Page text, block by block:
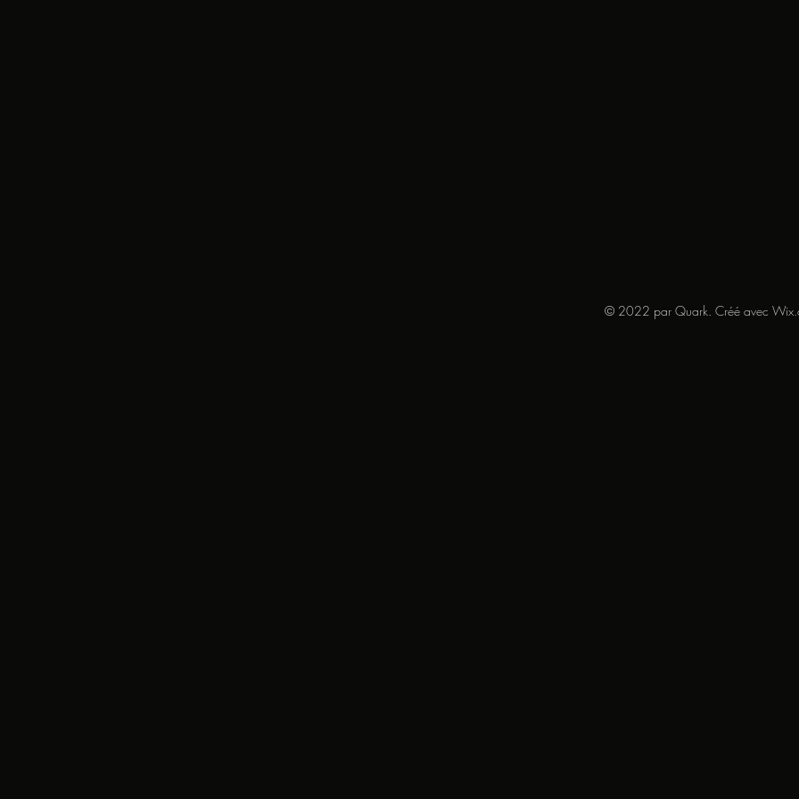
© 2022 par Quark. Créé avec